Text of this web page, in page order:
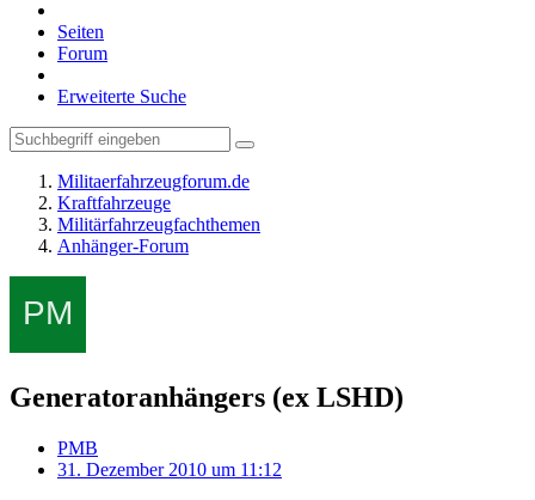
Seiten
Forum
Erweiterte Suche
Militaerfahrzeugforum.de
Kraftfahrzeuge
Militärfahrzeugfachthemen
Anhänger-Forum
Generatoranhängers (ex LSHD)
PMB
31. Dezember 2010 um 11:12